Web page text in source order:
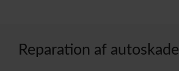
Reparation af autoskade